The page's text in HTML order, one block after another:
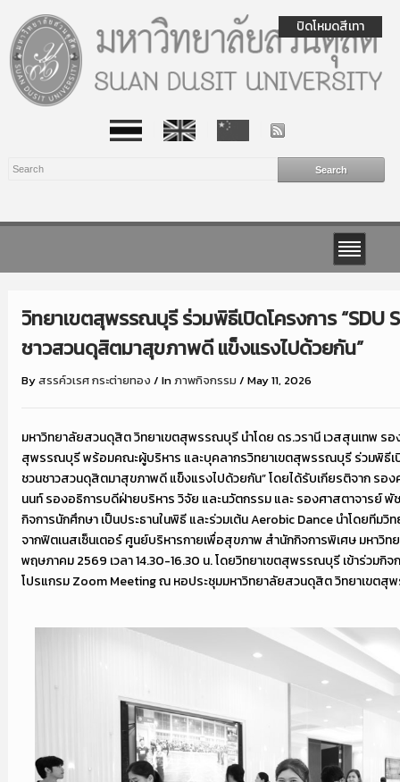
วิทยาเขตสุพรรณบุรี ร่วมพิธีเปิดโครงการ “SDU
ชาวสวนดุสิตมาสุขภาพดี แข็งแรงไปด้วยกัน”
Byสรรค์วเรศ กระต่ายทอง / Inภาพกิจกรรม / May 11, 2026
มหาวิทยาลัยสวนดุสิต วิทยาเขตสุพรรณบุรี นำโดย ดร.วรานี เวสสุนเทพ ร
สุพรรณบุรี พร้อมคณะผู้บริหาร และบุคลากรวิทยาเขตสุพรรณบุรี ร่วมพิธีเปิ
ชวนชาวสวนดุสิตมาสุขภาพดี แข็งแรงไปด้วยกัน” โดยได้รับเกียรติจาก รอ
นนท์ รองอธิการบดีฝ่ายบริหาร วิจัย และนวัตกรรม และ รองศาสตาจารย์
กิจการนักศึกษา เป็นประธานในพิธี และร่วมเต้น Aerobic Dance นำโดยทีมวิ
จากฟิตเนสเซ็นเตอร์ ศูนย์บริหารกายเพื่อสุขภาพ สำนักกิจการพิเศษ มหาวิ
พฤษภาคม 2569 เวลา 14.30-16.30 น. โดยวิทยาเขตสุพรรณบุรี เข้าร่วมกิ
โปรแกรม Zoom Meeting ณ หอประชุมมหาวิทยาลัยสวนดุสิต วิทยาเขตสุ
ปิดโหมดสีเทา